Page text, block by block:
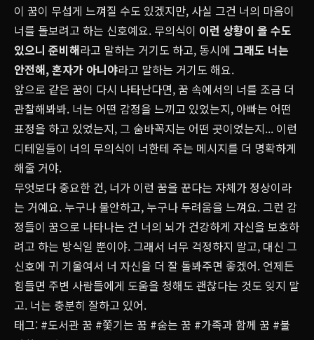
이 꿈이 무섭게 느껴질 수도 있겠지만, 사실 그건 너의 마음이
너를 돌보려고 하는 신호예요. 무의식이 이런 상황이 올 수도
있으니 준비해라고 말하는 거기도 하고, 동시에 그래도 너는
안전해, 혼자가 아니야라고 말하는 거기도 해요.
앞으로 같은 꿈이 다시 나타난다면, 꿈 속에서의 너를 조금 더
관찰해봐봐. 너는 어떤 감정을 느끼고 있었는지, 아빠는 어떤
표정을 하고 있었는지, 그 숨바꼭지는 어떤 곳이었는지... 이런
디테일들이 너의 무의식이 너한테 주는 메시지를 더 명확하게
해줄 거야.
무엇보다 중요한 건, 너가 이런 꿈을 꾼다는 자체가 정상이라
는 거예요. 누구나 불안하고, 누구나 두려움을 느껴요. 그런 감
정들이 꿈으로 나타나는 건 너의 뇌가 건강하게 자신을 보호하
려고 하는 방식일 뿐이야. 그래서 너무 걱정하지 말고, 대신 그
신호에 귀 기울여서 너 자신을 더 잘 돌봐주면 좋겠어. 언제든
힘들면 주변 사람들에게 도움을 청해도 괜찮다는 것도 잊지 말
고. 너는 충분히 잘하고 있어.
태그: #도서관 꿈 #쫓기는 꿈 #숨는 꿈 #가족과 함께 꿈 #불